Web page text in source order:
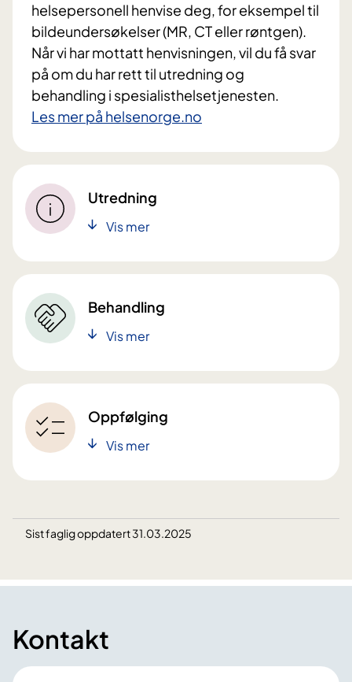
helsepersonell henvise deg, for eksempel til
bildeundersøkelser (MR, CT eller røntgen).
Når vi har mottatt henvisningen, vil du få svar
på om du har rett til utredning og
behandling i spesialisthelsetjenesten.
Les mer på helsenorge.no
Utredning
Vis mer
Behandling
Vis mer
Oppfølging
Vis mer
Sist faglig oppdatert 31.03.2025
Kontakt